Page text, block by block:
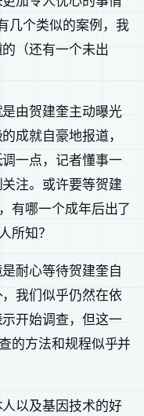
几个类似的案例，我
（还有一个未出
由贺建奎主动曝光
成就自豪地报道，
一点，记者懂事一
注。或许要等贺建
有哪一个成年后出了
所知？
耐心等待贺建奎自
我们似乎仍然在依
开始调查，但这一
的方法和规程似乎并
以及基因技术的好